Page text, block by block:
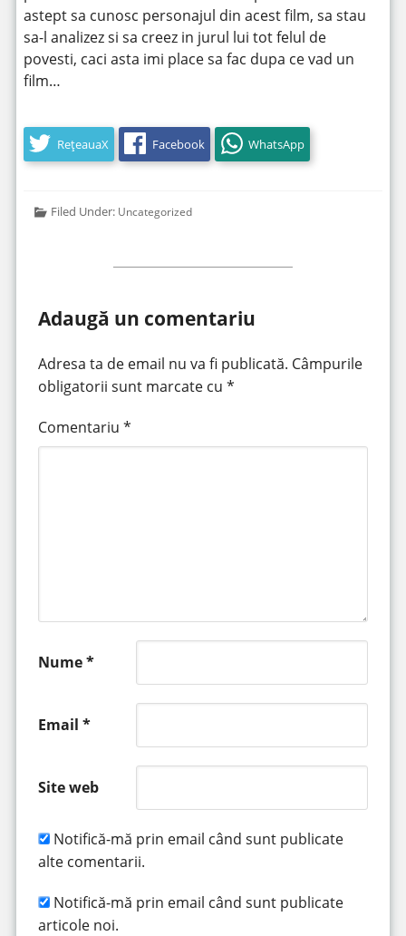
astept sa cunosc personajul din acest film, sa stau
sa-l analizez si sa creez in jurul lui tot felul de
povesti, caci asta imi place sa fac dupa ce vad un
film…
RețeauaX Facebook WhatsApp
Filed Under: Uncategorized
Adaugă un comentariu
Adresa ta de email nu va fi publicată. Câmpurile
obligatorii sunt marcate cu *
Comentariu *
Nume*
Email *
Site web
Notifică-mă prin email când sunt publicate
alte comentarii.
Notifică-mă prin email când sunt publicate
articole noi.